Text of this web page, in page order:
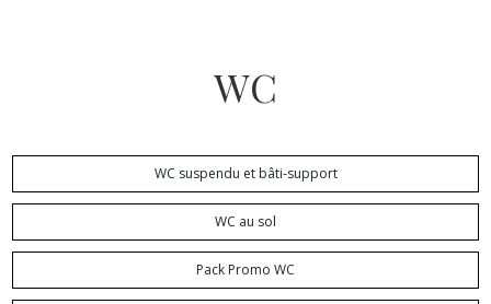
WC
WC suspendu et bâti-support
WC au sol
Pack Promo WC